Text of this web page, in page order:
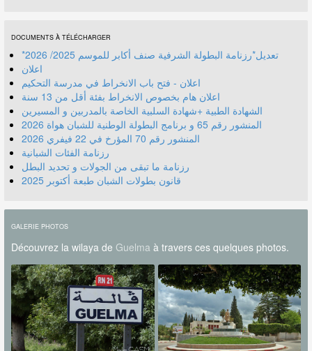
DOCUMENTS À TÉLÉCHARGER
*تعديل*رزنامة البطولة الشرفية صنف أكابر للموسم 2025/ 2026
اعلان
اعلان - فتح باب الانخراط في مدرسة التحكيم
اعلان هام بخصوص الانخراط بفئة أقل من 13 سنة
الشهادة الطبية +شهادة السلبية الخاصة بالمدربين و المسيرين
المنشور رقم 70 المؤرخ في 22 فيفري 2026
رزنامة الفئات الشبانية
رزنامة ما تبقى من الجولات و تحديد البطل
قانون بطولات الشبان طبعة أكتوبر 2025
GALERIE PHOTOS
Découvrez la wilaya de Guelmaà travers ces quelques photos.